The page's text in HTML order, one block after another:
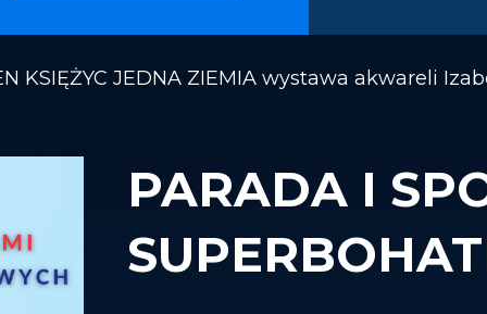
KSIĘŻYC JEDNA ZIEMIA wystawa akwareli
PARADA I